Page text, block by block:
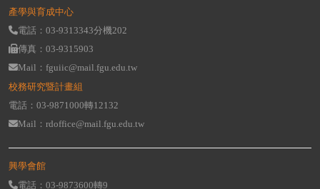
產學與育成中心
電話：03-9313343分機202
傳真：03-9315903
Mail：fguiic@mail.fgu.edu.tw
校務研究暨計畫組
電話：03-9871000轉12132
Mail：rdoffice@mail.fgu.edu.tw
興學會館
電話：03-9873600轉9